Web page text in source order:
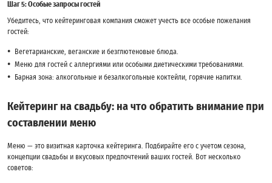
Шаг 5: Особые запросы гостей
Убедитесь, что кейтеринговая компания сможет учесть все особые пожелания
гостей:
Вегетарианские, веганские и безглютеновые блюда.
Меню для гостей с аллергиями или особыми диетическими требованиями.
Барная зона: алкогольные и безалкогольные коктейли, горячие напитки.
Кейтеринг на свадьбу: на что обратить внимание при
составлении меню
Меню — это визитная карточка кейтеринга. Подбирайте его с учетом сезона,
концепции свадьбы и вкусовых предпочтений ваших гостей. Вот несколько
советов: